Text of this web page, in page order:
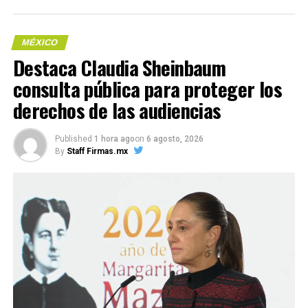
México», manifestó.
Compártelo:
Me gusta esto:
Me gusta esto:
MÉXICO
Destaca Claudia Sheinbaum
consulta pública para proteger los
derechos de las audiencias
Published 1 hora agoon 6 agosto, 2026
By Staff Firmas.mx